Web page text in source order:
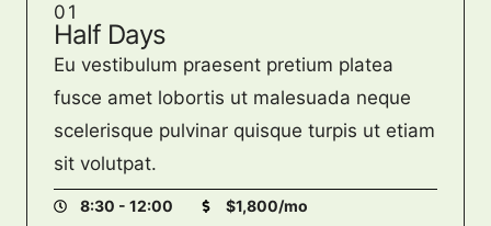
01
Half Days
Eu vestibulum praesent pretium platea
fusce amet lobortis ut malesuada neque
scelerisque pulvinar quisque turpis ut etiam
sit volutpat.
8:30 - 12:00 $1,800/mo